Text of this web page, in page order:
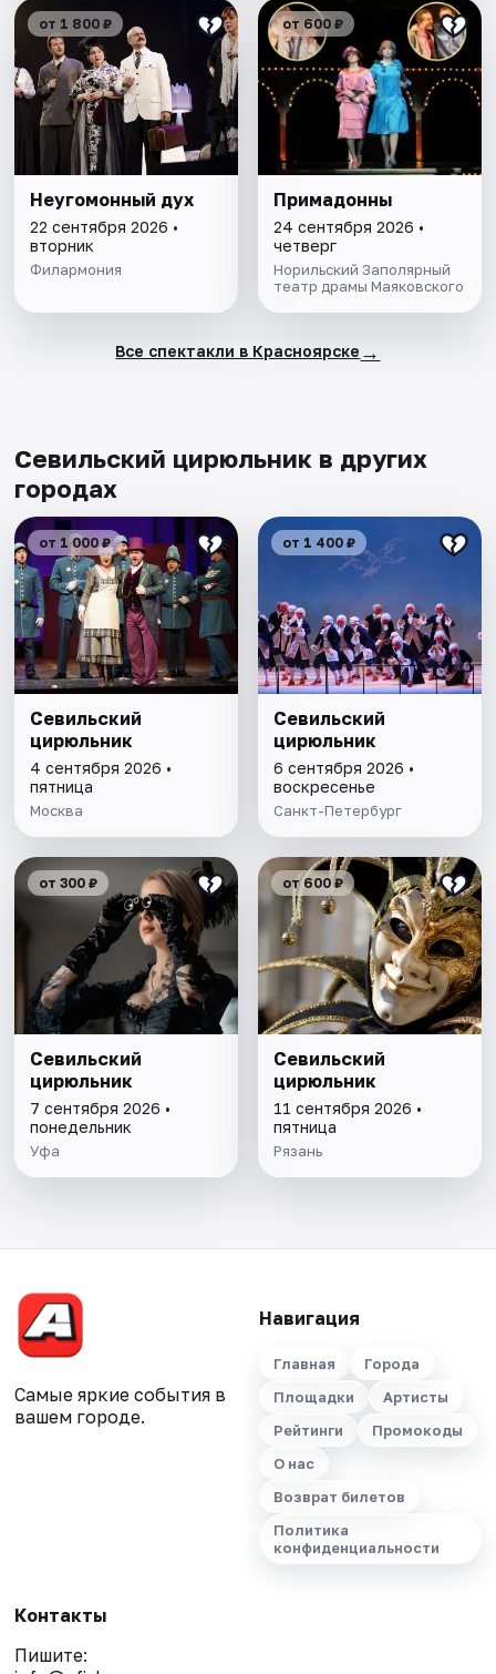
от 1 800 ₽
Неугомонный дух
22 сентября 2026 •
вторник
Филармония
от 600 ₽
Примадонны
24 сентября 2026 •
четверг
Норильский Заполярный
театр драмы Маяковского
Все спектакли в Красноярске →
Севильский цирюльник в других
городах
от 1 000 ₽
Севильский
цирюльник
4 сентября 2026 •
пятница
Москва
от 1 400 ₽
Севильский
цирюльник
6 сентября 2026 •
воскресенье
Санкт-Петербург
от 300 ₽
Севильский
цирюльник
7 сентября 2026 •
понедельник
Уфа
от 600 ₽
Севильский
цирюльник
11 сентября 2026 •
пятница
Рязань
Самые яркие события в
вашем городе.
Навигация
Главная
Города
Площадки
Артисты
Рейтинги
Промокоды
О нас
Возврат билетов
Политика
конфиденциальности
Контакты
Пишите: